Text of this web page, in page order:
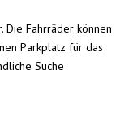
Die Fahrräder können
Parkplatz für das
Suche